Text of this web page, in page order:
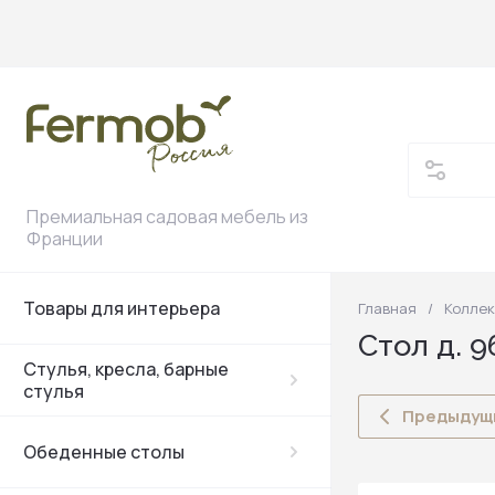
Премиальная садовая мебель из
Франции
Товары для интерьера
Стулья, кресла, барные
стулья
Стулья
Обеденные столы
Складные
Высокие столы
Низкие кресла
Низкие столы
Банкетки
Прямые зонты
Подушки
Главная /
Стол д.